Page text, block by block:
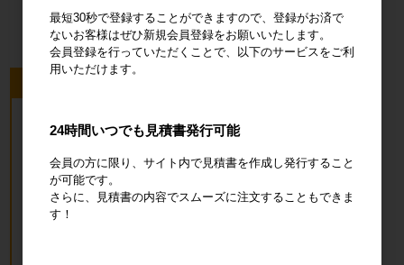
最短30秒で登録することができますので、登録がお済で
ないお客様はぜひ新規会員登録をお願いいたします。
会員登録を行っていただくことで、以下のサービスをご利
用いただけます。
24時間いつでも見積書発行可能
会員の方に限り、サイト内で見積書を作成し発行すること
が可能です。
さらに、見積書の内容でスムーズに注文することもできま
す！